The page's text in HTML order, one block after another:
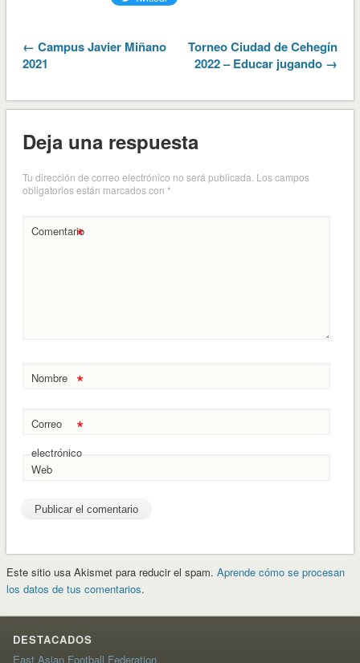
← Campus Javier Miñano
2021
Torneo Ciudad de Cehegín
2022 – Educar jugando →
Deja una respuesta
Tu dirección de correo electrónico no será publicada. Los campos
obligatorios están marcados con *
Comentario
*
Nombre *
Correo
electrónico
*
Web
Este sitio usa Akismet para reducir el spam. Aprende cómo se procesan
los datos de tus comentarios.
DESTACADOS
East Asian Football Federation